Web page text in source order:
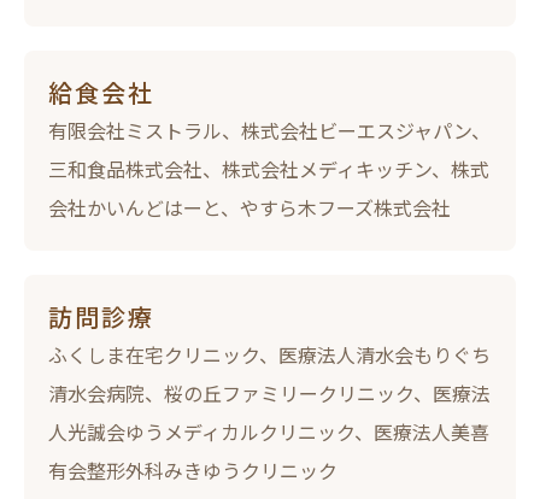
給食会社
有限会社ミストラル、株式会社ビーエスジャパン、
三和食品株式会社、株式会社メディキッチン、株式
会社かいんどはーと、やすら木フーズ株式会社
訪問診療
ふくしま在宅クリニック、医療法人清水会もりぐち
清水会病院、桜の丘ファミリークリニック、医療法
人光誠会ゆうメディカルクリニック、医療法人美喜
有会整形外科みきゆうクリニック